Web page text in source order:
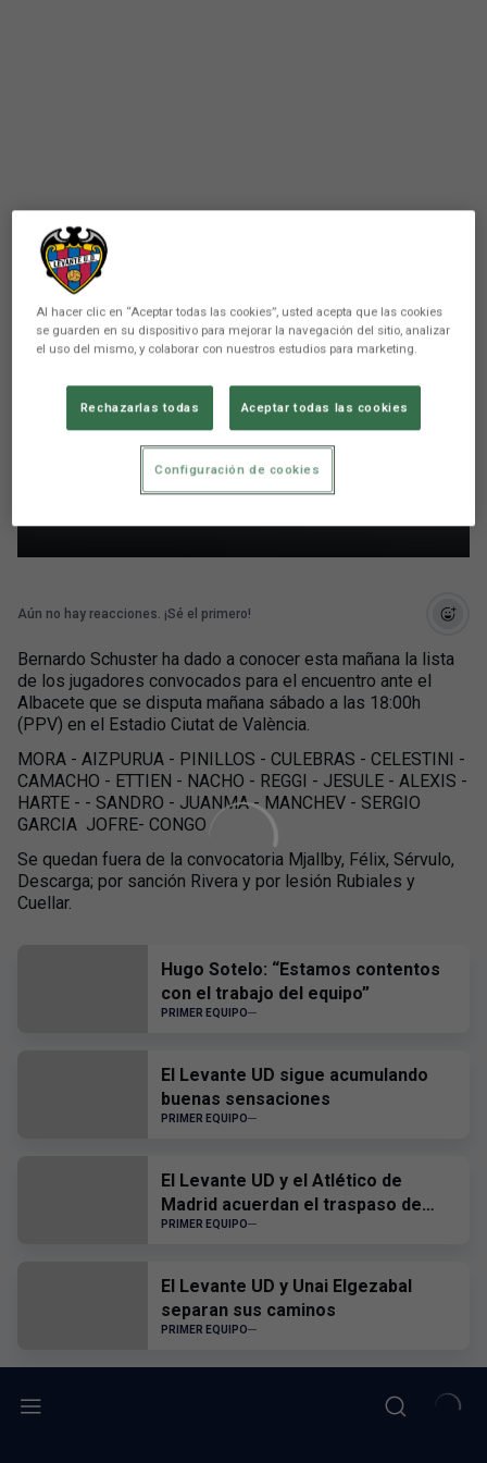
PRIMER EQUIPO
Lista de convocados para el
encuentro Levante UD -
Albacete
Aún no hay reacciones. ¡Sé el primero!
Bernardo Schuster ha dado a conocer esta mañana la lista
de los jugadores convocados para el encuentro ante el
Albacete que se disputa mañana sábado a las 18:00h
(PPV) en el Estadio Ciutat de València.
MORA - AIZPURUA - PINILLOS - CULEBRAS - CELESTINI -
CAMACHO - ETTIEN - NACHO - REGGI - JESULE - ALEXIS -
HARTE - - SANDRO - JUANMA - MANCHEV - SERGIO
GARCIA  JOFRE- CONGO
Se quedan fuera de la convocatoria Mjallby, Félix, Sérvulo,
Descarga; por sanción Rivera y por lesión Rubiales y
Cuellar.
Hugo Sotelo: “Estamos contentos
con el trabajo del equipo”
PRIMER EQUIPO
El Levante UD sigue acumulando
buenas sensaciones
PRIMER EQUIPO
El Levante UD y el Atlético de
Madrid acuerdan el traspaso de
Edgar Alcañiz
PRIMER EQUIPO
El Levante UD y Unai Elgezabal
separan sus caminos
PRIMER EQUIPO
Al hacer clic en “Aceptar todas las cookies”, usted acepta que las cookies
se guarden en su dispositivo para mejorar la navegación del sitio, analizar
el uso del mismo, y colaborar con nuestros estudios para marketing.
Rechazarlas todas Aceptar todas las cookies
Configuración de cookies